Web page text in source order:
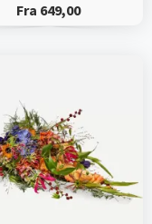
Fra 649,00